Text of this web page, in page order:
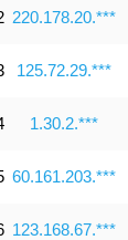
220.178.20.***
125.72.29.***
1.30.2.***
60.161.203.***
123.168.67.***